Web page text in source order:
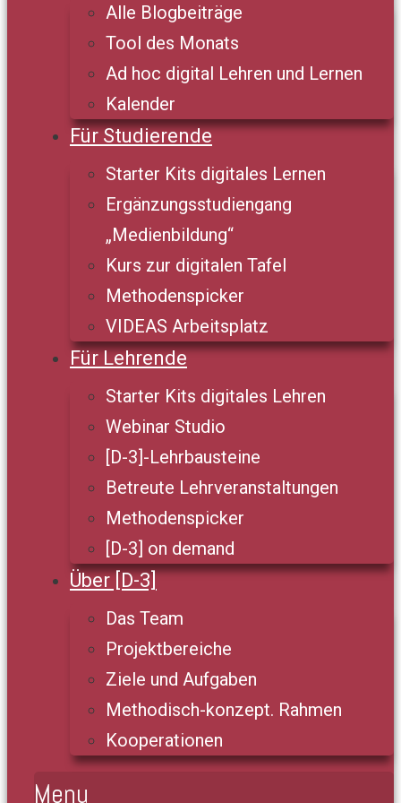
Alle Blogbeiträge
Tool des Monats
Ad hoc digital Lehren und Lernen
Kalender
Für Studierende
Starter Kits digitales Lernen
Ergänzungsstudiengang
„Medienbildung“
Kurs zur digitalen Tafel
Methodenspicker
VIDEAS Arbeitsplatz
Für Lehrende
Starter Kits digitales Lehren
Webinar Studio
[D-3]-Lehrbausteine
Betreute Lehrveranstaltungen
Methodenspicker
[D-3] on demand
Über [D-3]
Das Team
Projektbereiche
Ziele und Aufgaben
Methodisch-konzept. Rahmen
Kooperationen
Menu